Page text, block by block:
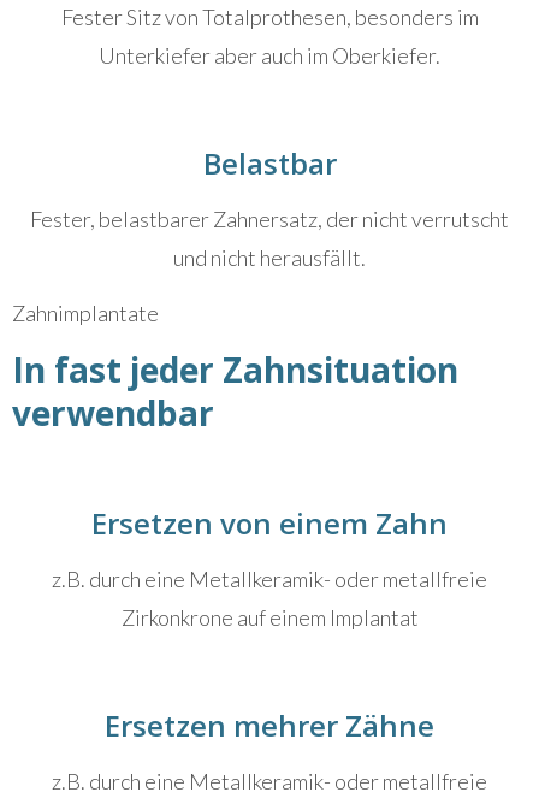
Fester Sitz von Totalprothesen, besonders im
Unterkiefer aber auch im Oberkiefer.
Belastbar
Fester, belastbarer Zahnersatz, der nicht verrutscht
und nicht herausfällt.
Zahnimplantate
In fast jeder Zahnsituation
verwendbar
Ersetzen von einem Zahn
z.B. durch eine Metallkeramik- oder metallfreie
Zirkonkrone auf einem Implantat
Ersetzen mehrer Zähne
z.B. durch eine Metallkeramik- oder metallfreie